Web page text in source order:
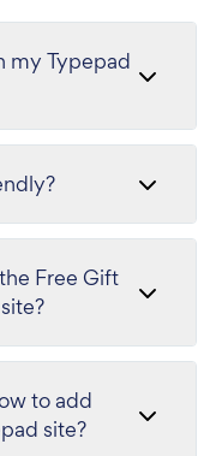
my Typepad
Free Gift
to add
site?